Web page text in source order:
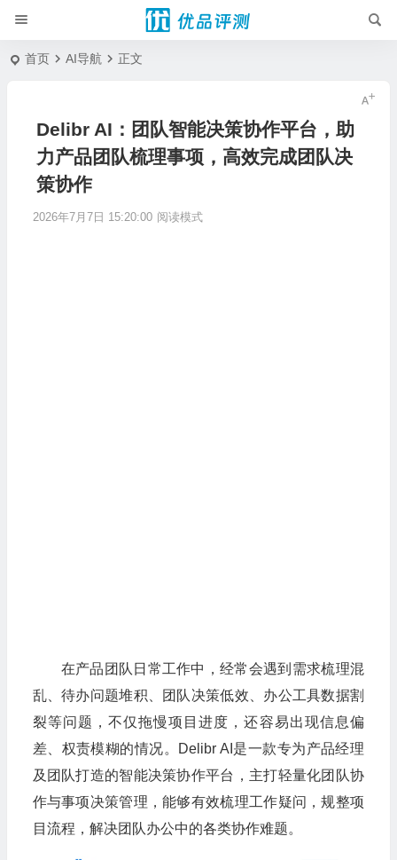
首页 AI导航 正文
Delibr AI：团队智能决策协作平台，助
力产品团队梳理事项，高效完成团队决
策协作
2026年7月7日 15:20:00 阅读模式
在产品团队日常工作中，经常会遇到需求梳理混
乱、待办问题堆积、团队决策低效、办公工具数据割
裂等问题，不仅拖慢项目进度，还容易出现信息偏
差、权责模糊的情况。Delibr AI是一款专为产品经理
及团队打造的智能决策协作平台，主打轻量化团队协
作与事项决策管理，能够有效梳理工作疑问，规整项
目流程，解决团队办公中的各类协作难题。